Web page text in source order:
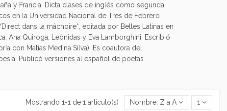
y Francia. Dicta clases de inglés como segunda
en la Universidad Nacional de Tres de Febrero
dans la mâchoire*, editada por Belles Latinas en
Ana Quiroga, Leónidas y Eva Lamborghini. Escribió
con Matías Medina Silva). Es coautora del
Publicó versiones al español de poetas
Mostrando 1-1 de 1 artículo(s) Nombre, Z a A 1